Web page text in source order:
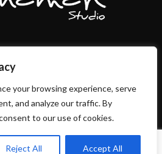
your browsing experience, serve
and analyze our traffic. By
to our use of cookies.
Reject All Accept All